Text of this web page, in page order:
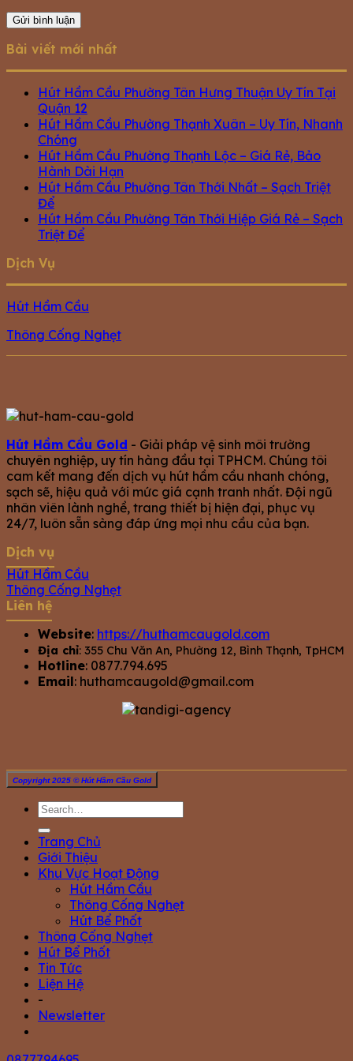
Bài viết mới nhất
Hút Hầm Cầu Phường Tân Hưng Thuận Uy Tín Tại
Quận 12
Hút Hầm Cầu Phường Thạnh Xuân – Uy Tín, Nhanh
Chóng
Hút Hầm Cầu Phường Thạnh Lộc – Giá Rẻ, Bảo
Hành Dài Hạn
Hút Hầm Cầu Phường Tân Thới Nhất – Sạch Triệt
Để
Hút Hầm Cầu Phường Tân Thới Hiệp Giá Rẻ – Sạch
Triệt Để
Dịch Vụ
Hút Hầm Cầu
Thông Cống Nghẹt
Hút Hầm Cầu Gold - Giải pháp vệ sinh môi trường
chuyên nghiệp, uy tín hàng đầu tại TPHCM. Chúng tôi
cam kết mang đến dịch vụ hút hầm cầu nhanh chóng,
sạch sẽ, hiệu quả với mức giá cạnh tranh nhất. Đội ngũ
nhân viên lành nghề, trang thiết bị hiện đại, phục vụ
24/7, luôn sẵn sàng đáp ứng mọi nhu cầu của bạn.
Dịch vụ
Hút Hầm Cầu
Thông Cống Nghẹt
Liên hệ
Website: https://huthamcaugold.com
Địa chỉ: 355 Chu Văn An, Phường 12, Bình Thạnh, TpHCM
Hotline: 0877.794.695
Email: huthamcaugold@gmail.com
Copyright 2025 © Hút Hầm Cầu Gold
Trang Chủ
Giới Thiệu
Khu Vực Hoạt Động
Hút Hầm Cầu
Thông Cống Nghẹt
Hút Bể Phốt
Thông Cống Nghẹt
Hút Bể Phốt
Tin Tức
Liện Hệ
-
Newsletter